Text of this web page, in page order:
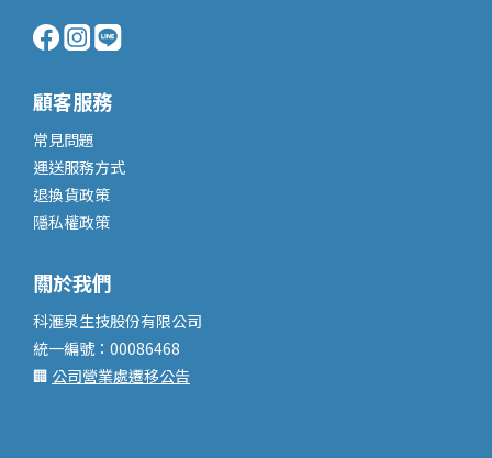
顧客服務
常見問題
運送服務方式
退換貨政策
隱私權政策
關於我們
科滙泉生技股份有限公司
統一編號：00086468
🏢 公司營業處遷移公告